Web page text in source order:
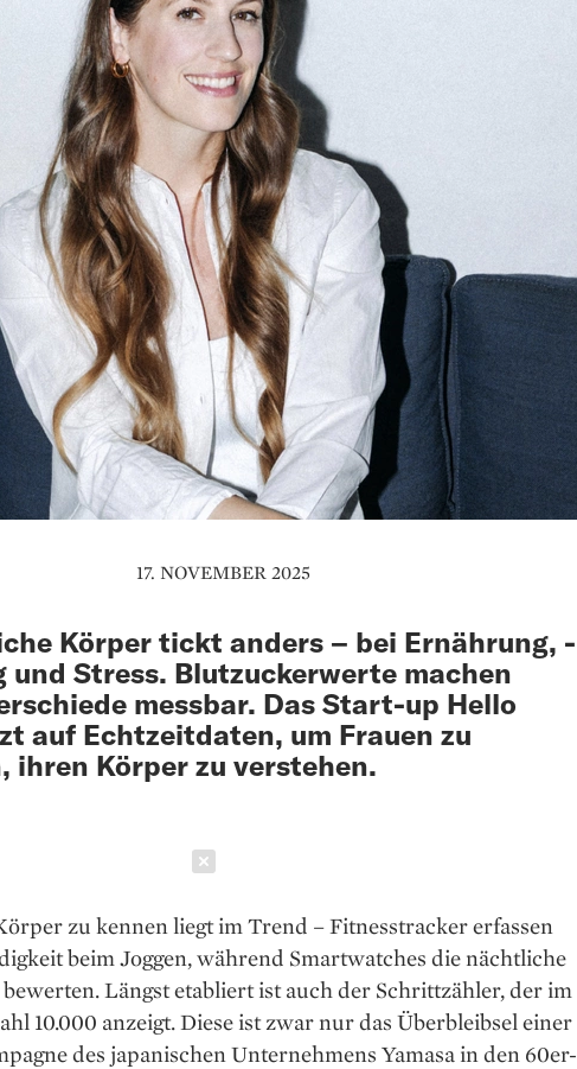
17. NOVEMBER 2025
Körper tickt anders – bei Ernährung,
und Stress. Blutzuckerwerte machen
messbar. Das Start-up Hello
auf Echtzeitdaten, um Frauen zu
ihren Körper zu verstehen.
zu kennen liegt im Trend – Fit­ness­tracker erfassen
beim Joggen, während Smartwatches die nächtliche
Längst etabliert ist auch der Schrittzähler, der im
10.000 anzeigt. Diese ist zwar nur das Überbleibsel einer
des japanischen Unternehmens Yamasa in den 60er-